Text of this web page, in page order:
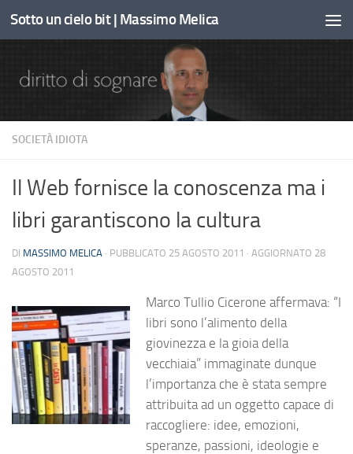
Sotto il contenuto
Sotto un cielo bit | Massimo Melica
SOCIETÀ IDIOTA
Il Web fornisce la conoscenza ma i
libri garantiscono la cultura
DI MASSIMO MELICA · PUBBLICATO 25 AGOSTO 2011 · AGGIORNATO 28
AGOSTO 2011
Marco Tullio Cicerone affermava: “I
libri sono l’alimento della
giovinezza e la gioia della
vecchiaia” immaginate dunque
l’importanza che è stata sempre
attribuita ad un oggetto capace di
raccogliere: idee, emozioni,
speranze, passioni, ideologie e